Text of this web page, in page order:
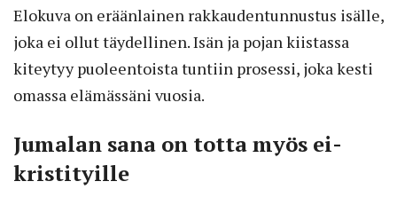
Elokuva on eräänlainen rakkaudentunnustus isälle,
joka ei ollut täydellinen. Isän ja pojan kiistassa
kiteytyy puoleentoista tuntiin prosessi, joka kesti
omassa elämässäni vuosia.
Jumalan sana on totta myös ei-
kristityille